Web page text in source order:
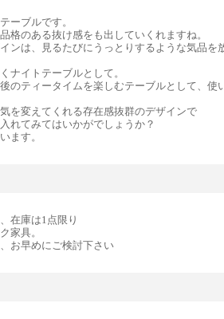
ーブルです。
格のある抜け感をも出していくれますね。
ンは、見るたびにうっとりするような気品を
ナイトテーブルとして。
のティータイムを楽しむテーブルとして、使
を変えてくれる存在感抜群のデザインで
れてみてはいかがでしょうか？
ます。
在庫は1点限り
家具。
お早めにご検討下さい